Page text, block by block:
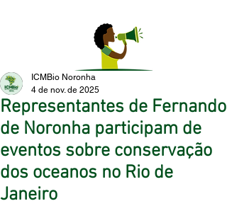
Representantes de Fernando
de Noronha participam de
eventos sobre conservação
dos oceanos no Rio de
Janeiro
ICMBio Noronha
4 de nov. de 2025